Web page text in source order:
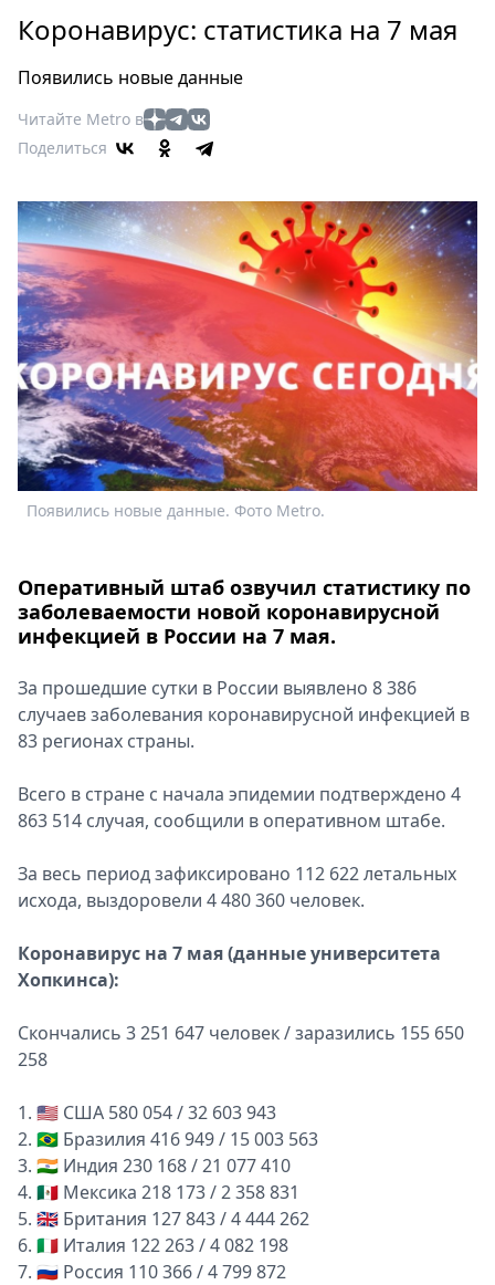
Россия
Здоровье
Еда
Туризм
Театр
Кино
Афиша
Книги
Выставки
Пресс-
релизы
О
Metro
Стримы
Спецпроекты
2026
Скачай
Коронавирус: статистика на 7 мая
Появились новые данные
Читайте Metro в
Поделиться
Появились новые данные. Фото Metro.
Оперативный штаб озвучил статистику по
заболеваемости новой коронавирусной
инфекцией в России на 7 мая.
За прошедшие сутки в России выявлено 8 386
случаев заболевания коронавирусной инфекцией в
83 регионах страны.
Всего в стране с начала эпидемии подтверждено 4
863 514 случая, сообщили в оперативном штабе.
За весь период зафиксировано 112 622 летальных
исхода, выздоровели 4 480 360 человек.
Коронавирус на 7 мая (данные университета
Хопкинса):
Скончались 3 251 647 человек / заразились 155 650
258
1. 🇺🇸 США 580 054 / 32 603 943
2. 🇧🇷 Бразилия 416 949 / 15 003 563
3. 🇮🇳 Индия 230 168 / 21 077 410
4. 🇲🇽 Мексика 218 173 / 2 358 831
5. 🇬🇧 Британия 127 843 / 4 444 262
6. 🇮🇹 Италия 122 263 / 4 082 198
7. 🇷🇺 Россия 110 366 / 4 799 872